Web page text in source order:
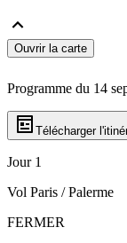
Ouvrir la carte
Programme du 14
Télécharger
Jour 1
Vol Paris / Palerme
FERMER